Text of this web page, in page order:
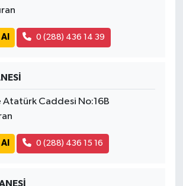
0 (288) 436 14 39
Atatürk Caddesi No:16B
0 (288) 436 15 16